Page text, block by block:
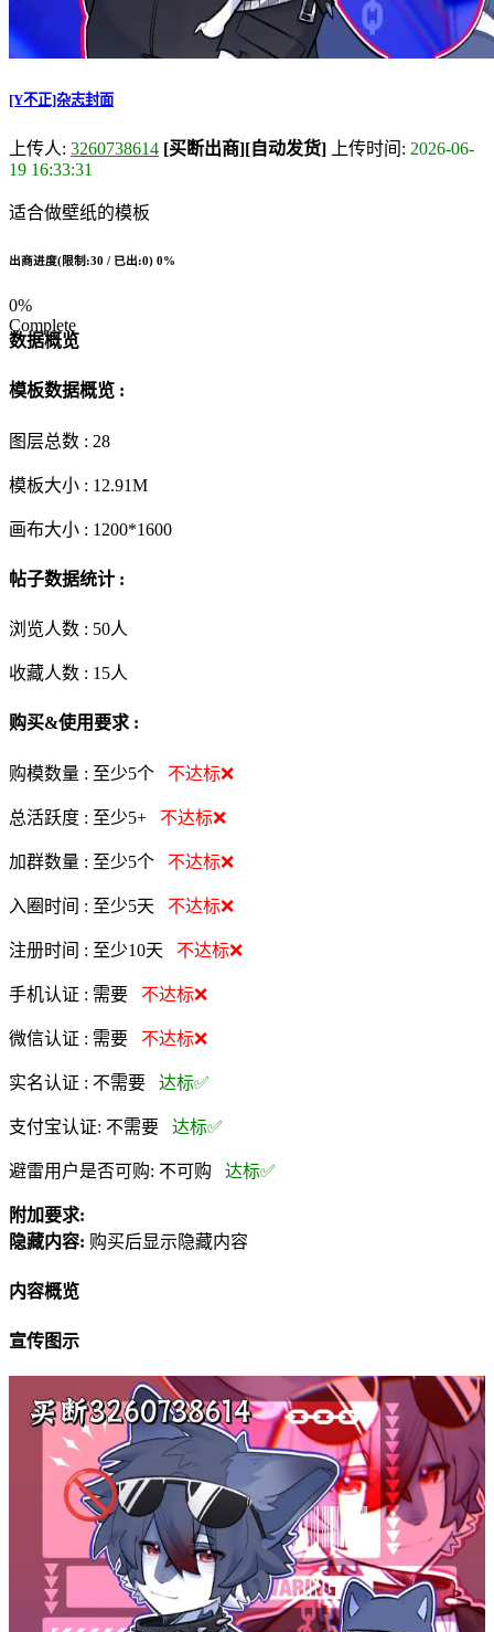
[Y不正]杂志封面
上传人: 3260738614 [买断出商][自动发货] 上传时间: 2026-06-
19 16:33:31
适合做壁纸的模板
出商进度(限制:30 / 已出:0) 0%
0%
Complete
数据概览
模板数据概览 :
图层总数 : 28
模板大小 : 12.91M
画布大小 : 1200*1600
帖子数据统计 :
浏览人数 : 50人
收藏人数 : 15人
购买&使用要求 :
购模数量 : 至少5个 不达标❌
总活跃度 : 至少5+ 不达标❌
加群数量 : 至少5个 不达标❌
入圈时间 : 至少5天 不达标❌
注册时间 : 至少10天 不达标❌
手机认证 : 需要 不达标❌
微信认证 : 需要 不达标❌
实名认证 : 不需要 达标✅
支付宝认证: 不需要 达标✅
避雷用户是否可购: 不可购 达标✅
附加要求:
隐藏内容: 购买后显示隐藏内容
内容概览
宣传图示